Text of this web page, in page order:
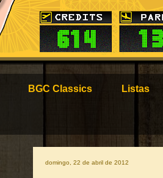
BGC Classics Listas
domingo, 22 de abril de 2012